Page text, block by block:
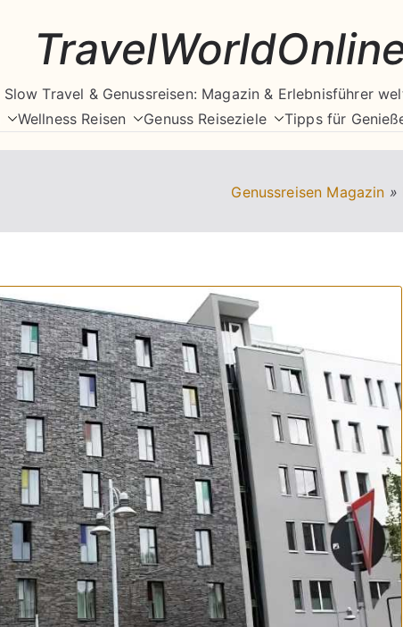
Slow Travel & Genussreisen: Magazin & Erlebnisführer
Wellness Reisen Genuss Reiseziele Tipps für
Genussreisen Magazin »